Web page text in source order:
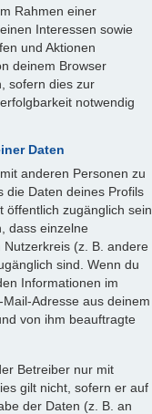
Rahmen einer
Interessen sowie
und Aktionen
deinem Browser
sofern dies zur
notwendig
Daten
anderen Personen zu
die Daten deines Profils
öffentlich zugänglich sein
dass einzelne
(z. B. andere
sind. Wenn du
Informationen im
Adresse aus deinem
von ihm beauftragte
Betreiber nur mit
gilt nicht, sofern er auf
der Daten (z. B. an